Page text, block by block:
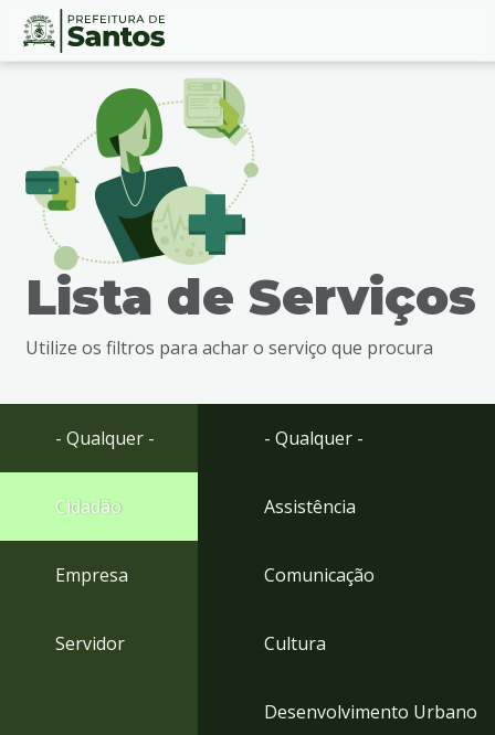
Ir
busca
Ir
rodapé
Conteúdo
Lista de Serviços
Utilize os filtros para achar o serviço que procura
- Qualquer -
Cidadão
Empresa
Servidor
- Qualquer -
Assistência
Comunicação
Cultura
Desenvolvimento Urbano